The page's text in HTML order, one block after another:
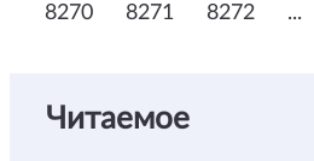
8270 8271 8272 ...
Читаемое